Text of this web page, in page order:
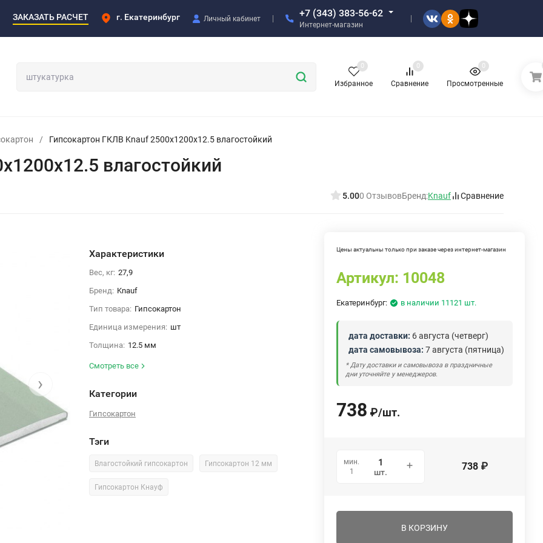
ЗАКАЗАТЬ РАСЧЕТ г. Екатеринбург Личный кабинет +7 (343) 383-56-62
Интернет-магазин
Избранное
0
Сравнение
0
Просмотренные
0
/ Гипсокартон ГКЛВ Knauf 2500х1200х12.5 влагостойкий
влагостойкий
5.000 ОтзывовБренд:Knauf Сравнение
›
Характеристики
Вес, кг: 27,9
Бренд: Knauf
Тип товара: Гипсокартон
Единица измерения: шт
Толщина: 12.5 мм
Смотреть все
Категории
Гипсокартон
Тэги
Влагостойкий гипсокартон Гипсокартон 12 мм
Гипсокартон Кнауф
Цены актуальны только при заказе через интернет-магазин
Артикул: 10048
Екатеринбург: в наличии 11121 шт.
дата доставки: 6 августа (четверг)
дата самовывоза: 7 августа (пятница)
* Дату доставки и самовывоза в праздничные
дни уточняйте у менеджеров.
738 ₽/шт.
мин.
1
шт. 738 ₽
В КОРЗИНУ